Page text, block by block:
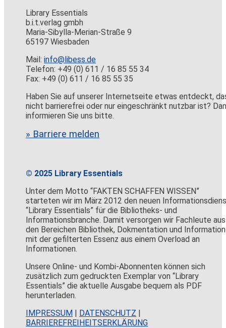
Library Essentials
b.i.t.verlag gmbh
Maria-Sibylla-Merian-Straße 9
65197 Wiesbaden
Mail:info@libess.de
Telefon: +49 (0) 611 / 16 85 55 34
Fax: +49 (0) 611 / 16 85 55 35
Haben Sie auf unserer Internetseite etwas entdeckt,
nicht barrierefrei oder nur eingeschränkt nutzbar ist?
informieren Sie uns bitte.
» Barriere melden
© 2025 Library Essentials
Unter dem Motto “FAKTEN SCHAFFEN WISSEN”
starteten wir im März 2012 den neuen
“Library Essentials” für die Bibliotheks- und
Informationsbranche. Damit versorgen wir Fachleute aus
den Bereichen Bibliothek, Dokmentation und Information
mit der gefilterten Essenz aus einem Overload an
Informationen.
Unsere Online- und Kombi-Abonnenten können sich
zusätzlich zum gedruckten Exemplar von “Library
Essentials” die aktuelle Ausgabe bequem als PDF
herunterladen.
IMPRESSUM | DATENSCHUTZ |
BARRIEREFREIHEITSERKLÄRUNG